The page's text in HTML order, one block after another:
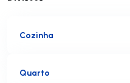
Cozinha
Quarto